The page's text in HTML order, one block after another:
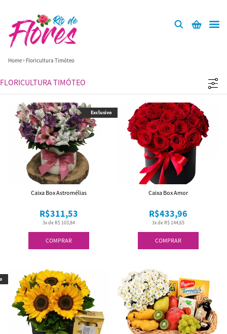
Home Floricultura Timóteo
FLORICULTURA TIMÓTEO
COMPRAR
3x de R$ 103,84
R$311,53
Caixa Box Astromélias
Exclusivo
COMPRAR
3x de R$ 144,65
R$433,96
Caixa Box Amor